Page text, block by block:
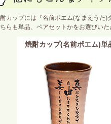
カップには『名前ポエム(なまえうた)
らも単品、ペアセットかをお選びいた
焼酎カップ(名前ポエム)単